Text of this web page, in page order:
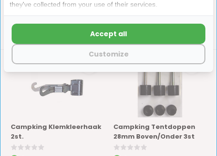
Campking Klemkleerhaak
2st.
Campking Tentdoppen
28mm Boven/Onder 3st
they've collected from your use of their services.
Customize
Accept all